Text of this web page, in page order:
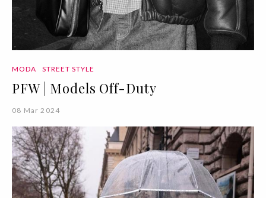
MODA STREET STYLE
PFW | Models Off-Duty
08 Mar 2024